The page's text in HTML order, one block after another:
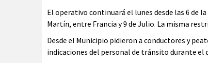
El operativo continuará el lunes desde las 6 de
Martín, entre Francia y 9 de Julio. La misma
Desde el Municipio pidieron a conductores y
indicaciones del personal de tránsito durante el